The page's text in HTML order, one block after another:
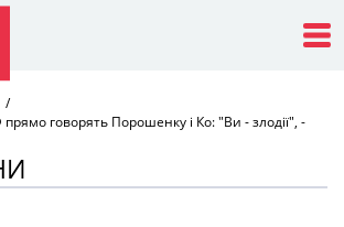
говорять Порошенку і Ко: "Ви - злодії", -